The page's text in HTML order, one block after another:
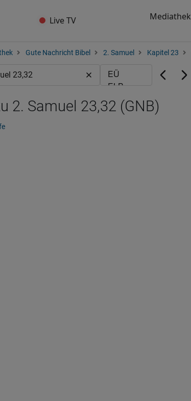
Live TV Mediathek
Gute Nachricht Bibel 2. Samuel Kapitel 23
2. Samuel 23,32 (GNB)